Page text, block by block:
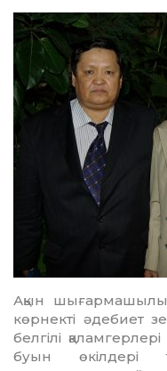
Ақын
көрнекті әдебиет
белгілі
буын өкілдері